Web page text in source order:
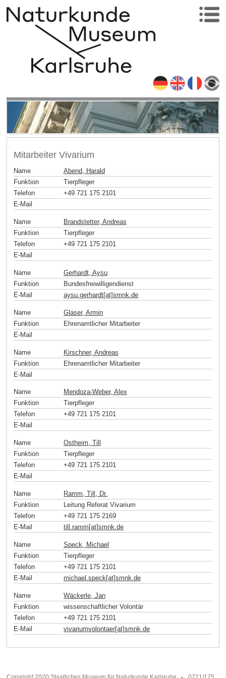
Mitarbeiter Vivarium
Name
Abend, Harald
Funktion
Tierpfleger
Telefon
+49 721 175 2101
E-Mail
Name
Brandstetter, Andreas
Funktion
Tierpfleger
Telefon
+49 721 175 2101
E-Mail
Name
Gerhardt, Aysu
Funktion
Bundesfreiwilligendienst
E-Mail
aysu.gerhardt[at]smnk.de
Name
Glaser, Armin
Funktion
Ehrenamtlicher Mitarbeiter
E-Mail
Name
Kirschner, Andreas
Funktion
Ehrenamtlicher Mitarbeiter
E-Mail
Name
Mendoza-Weber, Alex
Funktion
Tierpfleger
Telefon
+49 721 175 2101
E-Mail
Name
Ostheim, Till
Funktion
Tierpfleger
Telefon
+49 721 175 2101
E-Mail
Name
Ramm, Till, Dr.
Funktion
Leitung Referat Vivarium
Telefon
+49 721 175 2169
E-Mail
till.ramm[at]smnk.de
Name
Speck, Michael
Funktion
Tierpfleger
Telefon
+49 721 175 2101
E-Mail
michael.speck[at]smnk de
Name
Wäckerle, Jan
Funktion
wissenschaftlicher Volontär
Telefon
+49 721 175 2101
E-Mail
vivariumvolontaer[at]smnk de